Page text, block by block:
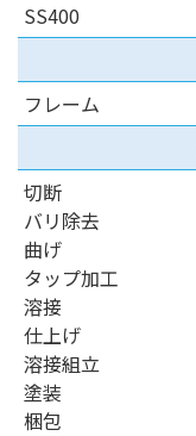
SS400
フレーム
切断
バリ除去
曲げ
タップ加工
溶接
仕上げ
溶接組立
塗装
梱包